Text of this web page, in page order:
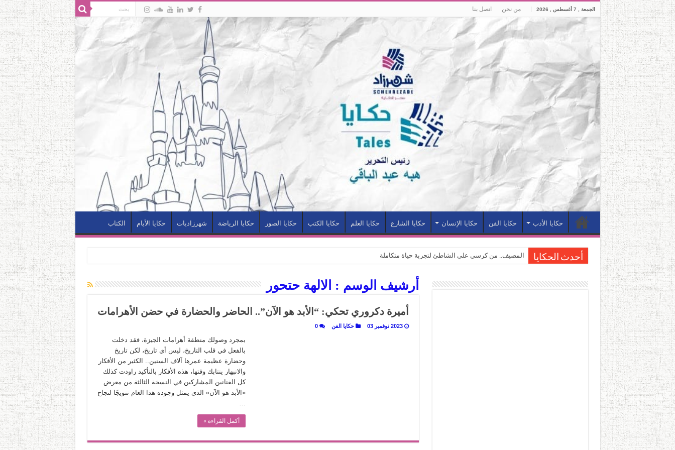
الجمعة , 7 أغسطس , 2026 من نحن اتصل بنا
حكايا الأدب حكايا الفن حكايا الإنسان حكايا الشارع حكايا العلم حكايا الكتب حكايا الصور حكايا الرياضة شهرزاديات حكايا الأيام الكتاب
أحدث الحكايا المصيف.. من كرسي على الشاطئ لتجربة حياة متكاملة
القاهرة «ألف ليلة وليلة».. كيف يتحول المكان إلى بطل في روايات مريم عبد العزيز؟ (الجزء الأول)
حين يتنفس الحجر.. المكان كبطل في أدب مريم عبد العزيز
أرشيف الوسم : الالهة حتحور
أميرة دكروري تحكي: “الأبد هو الآن”.. الحاضر والحضارة في حضن الأهرامات
2023 نوفمبر 03 حكايا الفن 0
بمجرد وصولك منطقة أهرامات الجيزة، فقد دخلت
بالفعل في قلب التاريخ، ليس أي تاريخ، لكن تاريخ
وحضارة عظيمة عمرها آلاف السنين.. الكثير من الأفكار
والانبهار ينتابك وقتها، هذه الأفكار بالتأكيد راودت كذلك
كل الفنانين المشاركين في النسخة الثالثة من معرض
«الأبد هو الآن» الذي يمثل وجوده هذا العام تتويجًا لنجاح
أكمل القراءة »